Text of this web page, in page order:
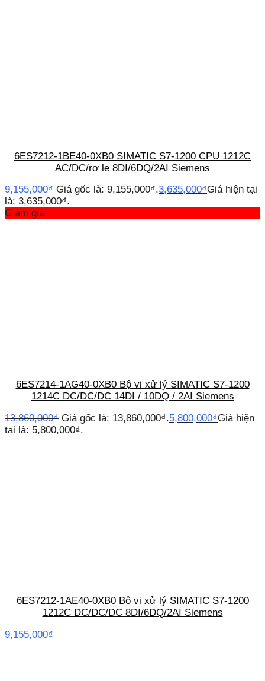
6ES7212-1BE40-0XB0 SIMATIC S7-1200 CPU 1212C
AC/DC/rơ le 8DI/6DQ/2AI Siemens
9,155,000₫ Giá gốc là: 9,155,000₫.3,635,000₫Giá hiện tại
là: 3,635,000₫.
Giảm giá!
6ES7214-1AG40-0XB0 Bộ vi xử lý SIMATIC S7-1200
1214C DC/DC/DC 14DI / 10DQ / 2AI Siemens
13,860,000₫ Giá gốc là: 13,860,000₫.5,800,000₫Giá hiện
tại là: 5,800,000₫.
6ES7212-1AE40-0XB0 Bộ vi xử lý SIMATIC S7-1200
1212C DC/DC/DC 8DI/6DQ/2AI Siemens
9,155,000₫